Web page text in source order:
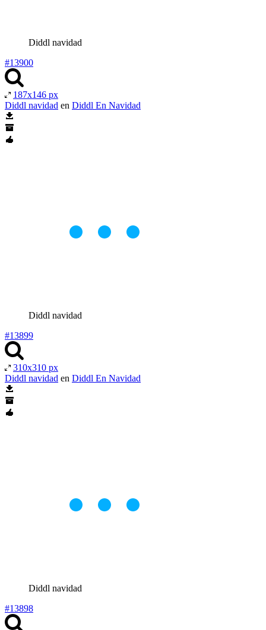
Diddl navidad
#13900
187x146 px
Diddl navidad en Diddl En Navidad
Diddl navidad
#13899
310x310 px
Diddl navidad en Diddl En Navidad
Diddl navidad
#13898